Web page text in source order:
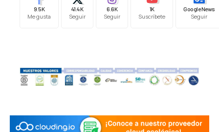
9.5K
Me gusta
41.4K
Seguir
6.6K
Seguir
1K
Suscríbete
Google News
Seguir